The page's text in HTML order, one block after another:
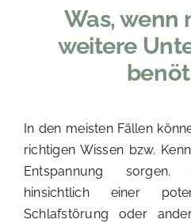
Was, wenn
weitere
In den meisten Fällen
richtigen Wissen bzw.
Entspannung sorgen.
hinsichtlich einer
Schlafstörung oder